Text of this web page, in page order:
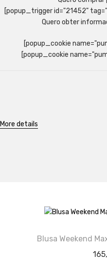
[popup_trigger id="21452"
Quero obter
[popup_cookie
[popup_cookie
More details
Blusa Weekend